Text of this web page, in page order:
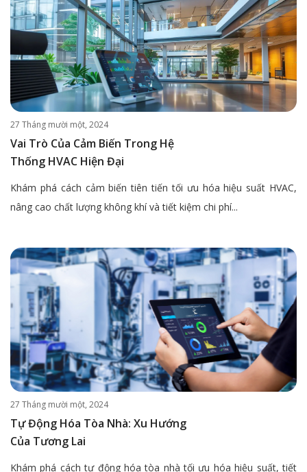
27 Tháng mười một, 2024
Vai Trò Của Cảm Biến Trong Hệ
Thống HVAC Hiện Đại
Khám phá cách cảm biến tiên tiến tối ưu hóa hiệu suất HVAC,
nâng cao chất lượng không khí và tiết kiệm chi phí...
27 Tháng mười một, 2024
Tự Động Hóa Tòa Nhà: Xu Hướng
Của Tương Lai
Khám phá cách tự động hóa tòa nhà tối ưu hóa hiệu suất, tiết